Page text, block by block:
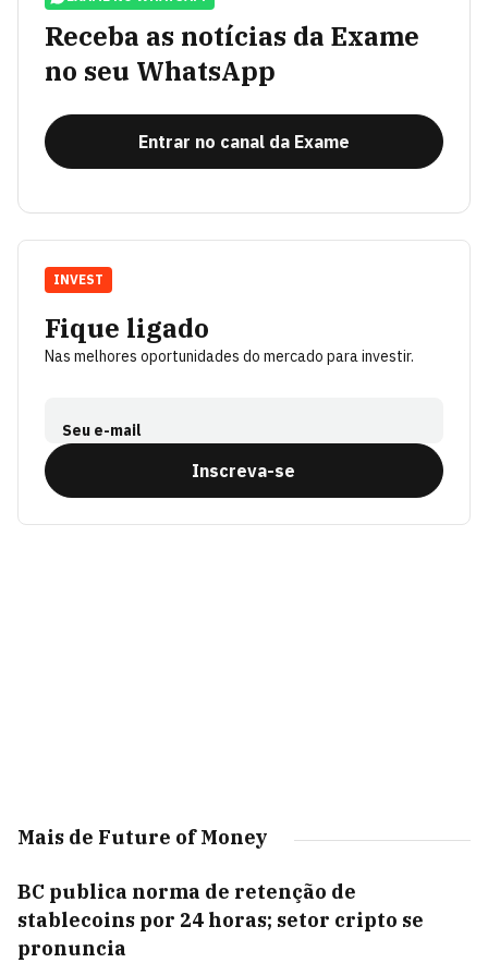
Receba as notícias da Exame
no seu WhatsApp
Entrar no canal da Exame
Fique ligado
Nas melhores oportunidades do mercado para investir.
Seu e-mail
Inscreva-se
INVEST
Mais de Future of Money
BC publica norma de retenção de
stablecoins por 24 horas; setor cripto se
pronuncia